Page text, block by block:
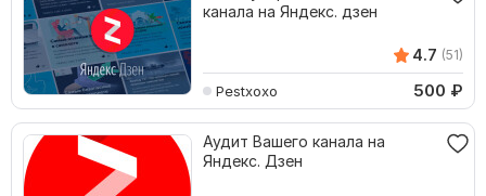
канала на Яндекс. дзен
4.7 (51)
Pestxoxo 500 ₽
Аудит Вашего канала на
Яндекс. Дзен